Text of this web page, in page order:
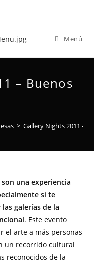
Menú
– Buenos
> Gallery Nights 2011 –
una experiencia
si te
galerías de la
. Este evento
el arte a más personas
un recorrido cultural
reconocidos de la